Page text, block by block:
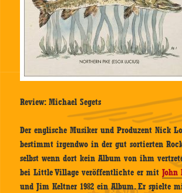
Review: Michael Segets
Der englische Musiker und Produzent Nick
bestimmt irgendwo in der gut sortierten
selbst wenn dort kein Album von ihm
bei Little Village veröffentlichte er mitJohn
und Jim Keltner 1982 ein Album. Er spielte